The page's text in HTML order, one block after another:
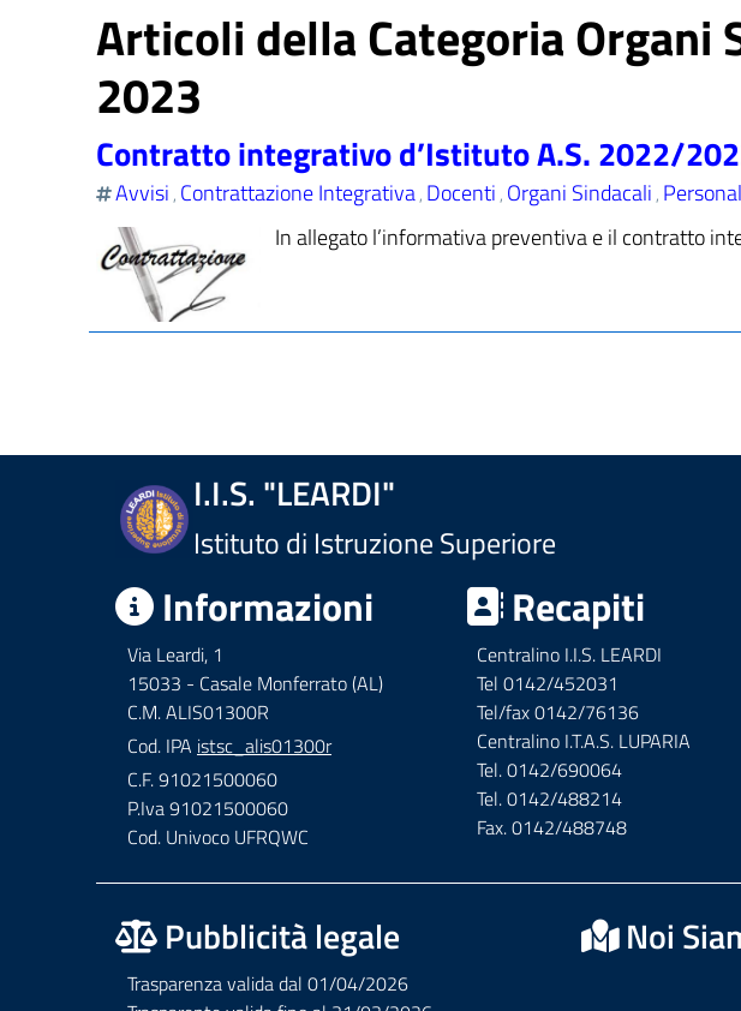
Articoli della Categoria Organi
2023
Contratto integrativo d’Istituto A.S. 2022/
Avvisi, Contrattazione Integrativa, Docenti, Organi Sindacali,
In allegato l’informativa preventiva e il contratto
I.I.S. "LEARDI"
Istituto di Istruzione Superiore
Informazioni
Via Leardi, 1
15033 - Casale Monferrato (AL)
C.M. ALIS01300R
Cod. IPA istsc_alis01300r
C.F. 91021500060
P.Iva 91021500060
Cod. Univoco UFRQWC
Recapiti
Centralino I.I.S. LEARDI
Tel 0142/452031
Tel/fax 0142/76136
Centralino I.T.A.S. LUPARIA
Tel. 0142/690064
Tel. 0142/488214
Fax. 0142/488748
Pubblicità legale
Trasparenza valida dal 01/04/2026
Noi